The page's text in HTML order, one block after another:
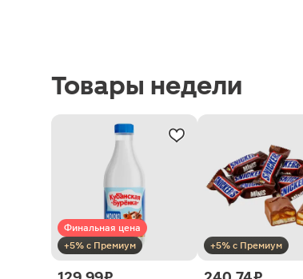
Товары недели
Финальная цена
+5% с Премиум
+5% с Премиум